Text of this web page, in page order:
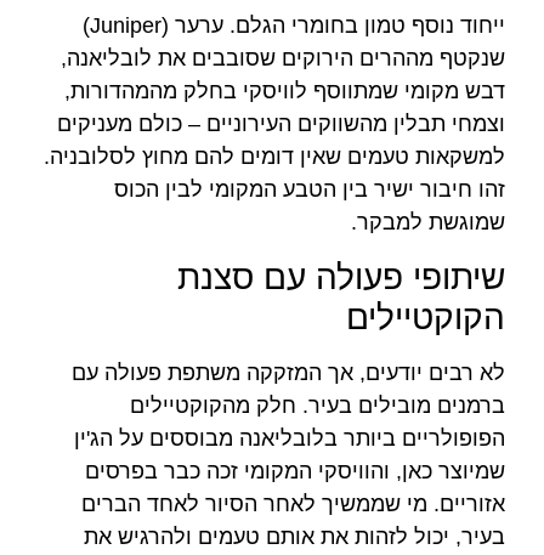
ייחוד נוסף טמון בחומרי הגלם. ערער (Juniper)
שנקטף מההרים הירוקים שסובבים את לובליאנה,
דבש מקומי שמתווסף לוויסקי בחלק מהמהדורות,
וצמחי תבלין מהשווקים העירוניים – כולם מעניקים
למשקאות טעמים שאין דומים להם מחוץ לסלובניה.
זהו חיבור ישיר בין הטבע המקומי לבין הכוס
שמוגשת למבקר.
שיתופי פעולה עם סצנת
הקוקטיילים
לא רבים יודעים, אך המזקקה משתפת פעולה עם
ברמנים מובילים בעיר. חלק מהקוקטיילים
הפופולריים ביותר בלובליאנה מבוססים על הג'ין
שמיוצר כאן, והוויסקי המקומי זכה כבר בפרסים
אזוריים. מי שממשיך לאחר הסיור לאחד הברים
בעיר, יכול לזהות את אותם טעמים ולהרגיש את